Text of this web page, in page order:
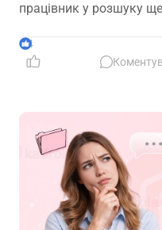
працівник у розшуку
4